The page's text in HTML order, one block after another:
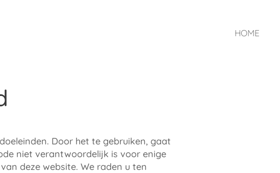
HOME
Door het te gebruiken, gaat
niet verantwoordelijk is voor enige
deze website. We raden u ten